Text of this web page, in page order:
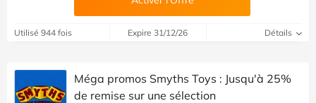
Utilisé 944 fois Expire 31/12/26 Détails
Méga promos Smyths Toys : Jusqu'à 25%
de remise sur une sélection